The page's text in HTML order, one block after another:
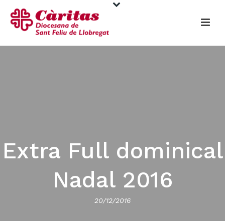
Extra Full dominical
Nadal 2016
20/12/2016